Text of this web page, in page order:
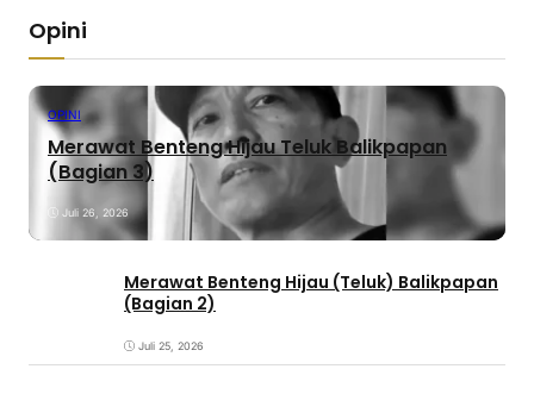
Opini
OPINI
Merawat Benteng Hijau Teluk Balikpapan
(Bagian 3)
Juli 26, 2026
Merawat Benteng Hijau (Teluk) Balikpapan
(Bagian 2)
Juli 25, 2026